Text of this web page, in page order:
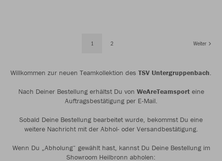
1 2 Weiter
Willkommen zur neuen Teamkollektion des TSV Untergruppenbach.
Nach Deiner Bestellung erhältst Du von WeAreTeamsporteine
Auftragsbestätigung per E-Mail.
Sobald Deine Bestellung bearbeitet wurde, bekommst Du eine
weitere Nachricht mit der Abhol- oder Versandbestätigung.
Wenn Du „Abholung“ gewählt hast, kannst Du Deine Bestellung im
Showroom Heilbronn abholen: